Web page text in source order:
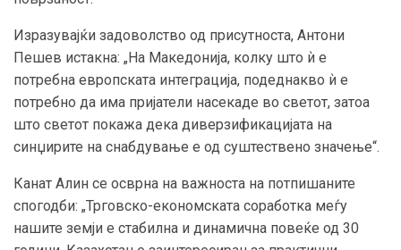
Изразувајќи задоволство од присутноста, Антони
Пешев истакна: „На Македонија, колку што ѝ е
потребна европската интеграција, подеднакво ѝ е
потребно да има пријатели насекаде во светот, затоа
што светот покажа дека диверзификацијата на
синџирите на снабдување е од суштествено значење“.
Канат Алин се осврна на важноста на потпишаните
спогодби: „Трговско-економската соработка меѓу
нашите земји е стабилна и динамична повеќе од 30